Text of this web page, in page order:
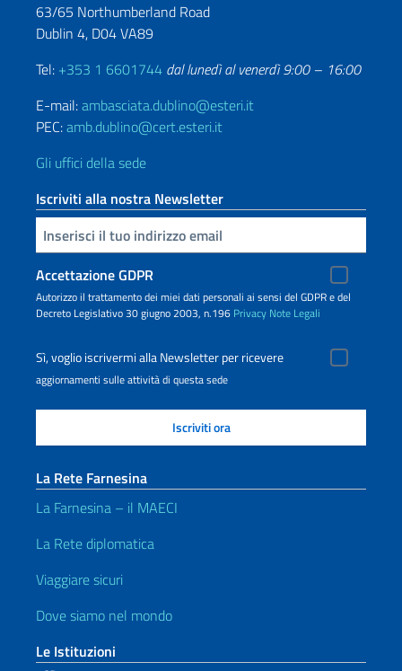
63/65 Northumberland Road
Dublin 4, D04 VA89
Tel: +353 1 6601744 dal lunedì al venerdì 9:00 – 16:00
E-mail:ambasciata.dublino@esteri.it
PEC:amb.dublino@cert.esteri.it
Gli uffici della sede
Iscriviti alla nostra Newsletter
Inserisci la tua email
Accettazione GDPR
Autorizzo il trattamento dei miei dati personali ai sensi del GDPR e del
Decreto Legislativo 30 giugno 2003, n.196 Privacy Note Legali
Sì, voglio iscrivermi alla Newsletter per ricevere
aggiornamenti sulle attività di questa sede
La Rete Farnesina
La Farnesina – il MAECI
La Rete diplomatica
Viaggiare sicuri
Dove siamo nel mondo
Le Istituzioni